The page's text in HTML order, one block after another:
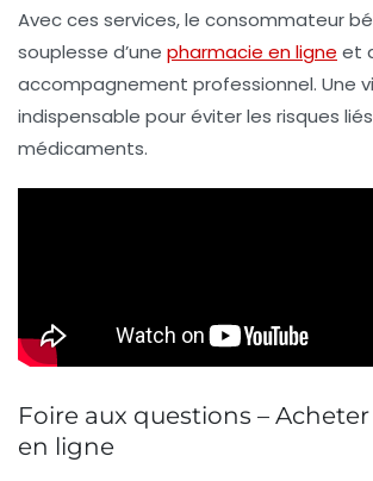
Avec ces services, le consommateur
souplesse d’une pharmacie en ligne et
accompagnement professionnel. Une
indispensable pour éviter les risques
médicaments.
Foire aux questions –
en ligne